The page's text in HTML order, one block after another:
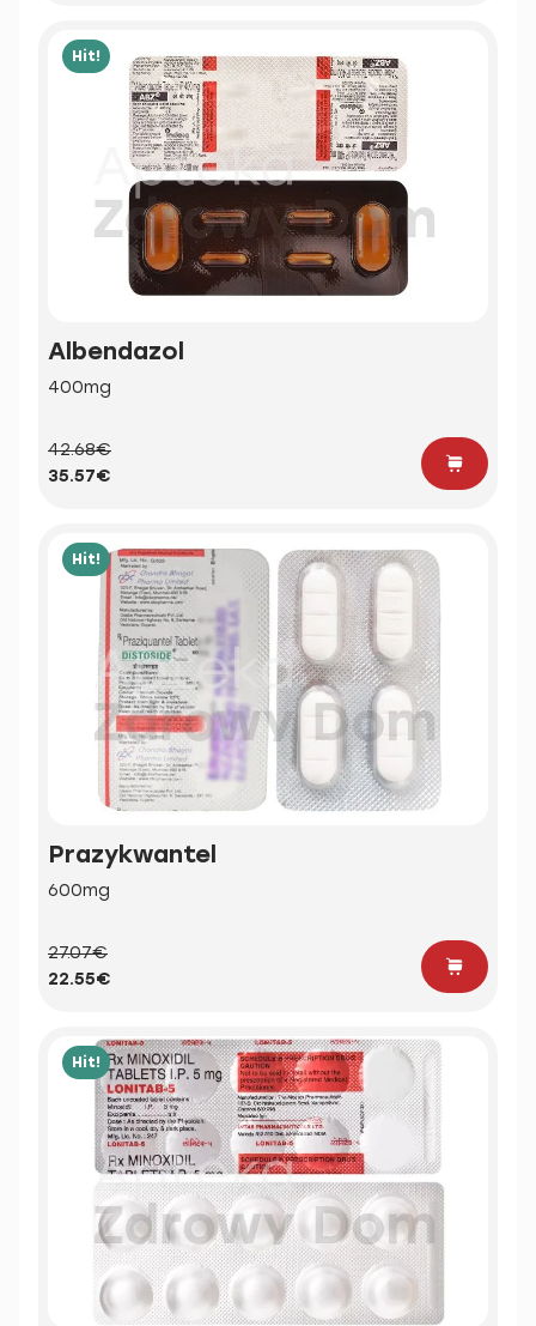
Hit!
Albendazol
400mg
42.68€
35.57€
Hit!
Prazykwantel
600mg
27.07€
22.55€
Hit!